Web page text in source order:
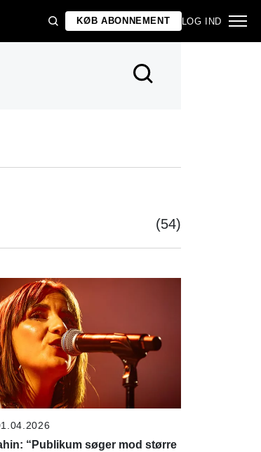
KØB ABONNEMENT LOG IND
(54)
“Publikum søger mod større